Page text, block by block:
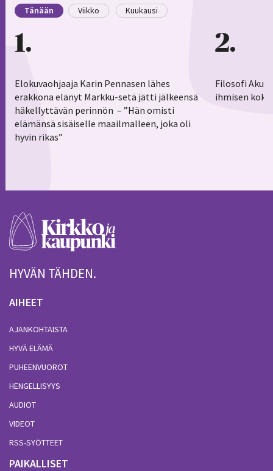
Tänään Viikko Kuukausi
1
Elokuvaohjaaja Karin Pennasen lähes
erakkona elänyt Markku-setä jätti jälkeensä
häkellyttävän perinnön – ”Hän omisti
elämänsä sisäiselle maailmalleen, joka oli
hyvin rikas”
2
Filosofi Aku
ihmisen
HYVÄN TÄHDEN.
AIHEET
AJANKOHTAISTA
HYVÄ ELÄMÄ
PUHEENVUOROT
HENGELLISYYS
AUDIOT
VIDEOT
RSS-SYÖTTEET
PAIKALLISET